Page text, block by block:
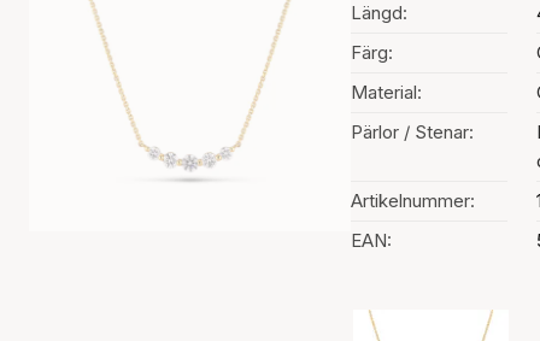
Längd:
Färg:
Material:
Pärlor / Stenar:
Artikelnummer:
EAN:
Val av färg